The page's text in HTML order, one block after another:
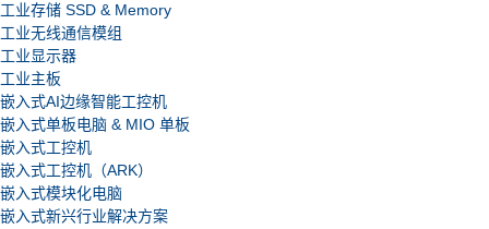
工业存储 SSD & Memory
工业无线通信模组
工业显示器
工业主板
嵌入式AI边缘智能工控机
嵌入式单板电脑 & MIO 单板
嵌入式工控机
嵌入式工控机（ARK）
嵌入式模块化电脑
嵌入式新兴行业解决方案